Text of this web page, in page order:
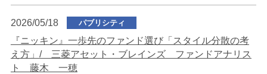
2026/05/18 パブリシティ
『ニッキン』一歩先のファンド選び「スタイル分散の考
え方」/ 三菱アセット・ブレインズ ファンドアナリス
ト 藤木 一穂